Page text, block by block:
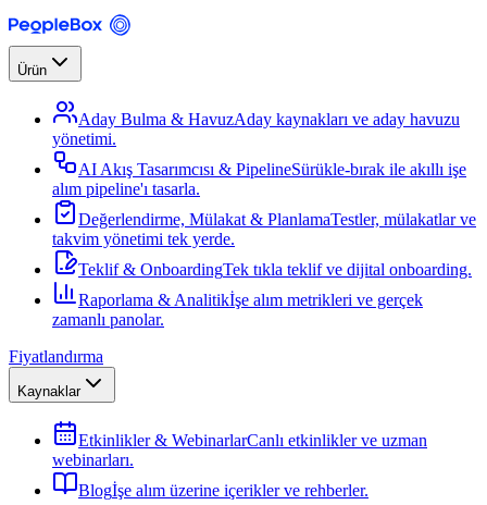
Ürün
Aday Bulma & HavuzAday kaynakları ve aday havuzu
yönetimi.
AI Akış Tasarımcısı & PipelineSürükle-bırak ile akıllı işe
alım pipeline'ı tasarla.
Değerlendirme, Mülakat & PlanlamaTestler, mülakatlar ve
takvim yönetimi tek yerde.
Teklif & OnboardingTek tıkla teklif ve dijital onboarding.
Raporlama & Analitikİşe alım metrikleri ve gerçek
zamanlı panolar.
Fiyatlandırma
Kaynaklar
Etkinlikler & WebinarlarCanlı etkinlikler ve uzman
webinarları.
Blogİşe alım üzerine içerikler ve rehberler.